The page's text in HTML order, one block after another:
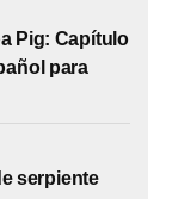
Pig: Capítulo
para
serpiente